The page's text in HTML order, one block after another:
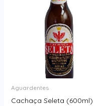
Aguardentes
Cachaça Seleta (600ml)